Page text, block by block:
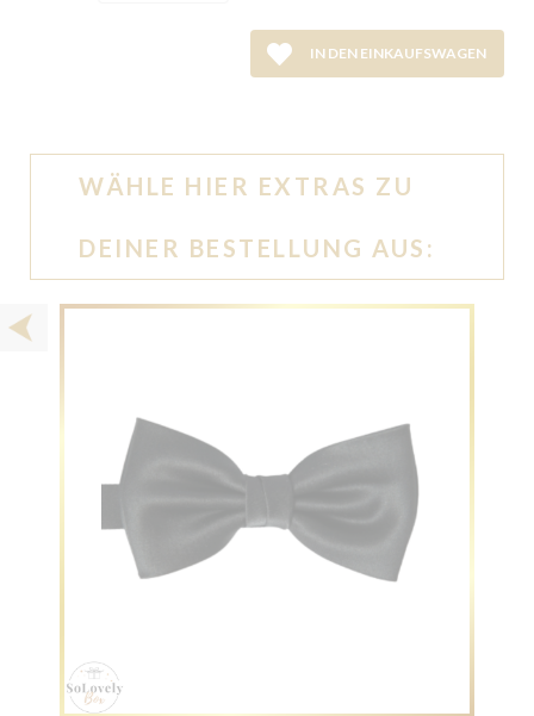
IN DEN EINKAUFSWAGEN
WÄHLE HIER EXTRAS ZU
DEINER BESTELLUNG AUS: